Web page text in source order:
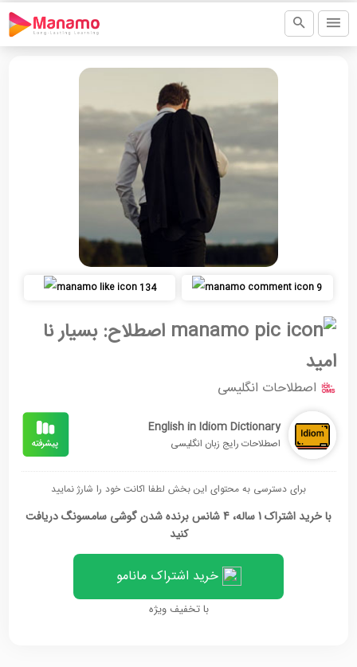
134 9
اصطلاح: بسیار نا
امید
اصطلاحات انگلیسی
English in Idiom Dictionary
اصطلاحات رایج زبان انگلیسی
برای دسترسی به محتوای این بخش لطفا اکانت خود را شارژ نمایید
با خرید اشتراک 1 ساله، 4 شانس برنده شدن گوشی سامسونگ دریافت
کنید
خرید اشتراک مانامو
با تخفیف ویژه